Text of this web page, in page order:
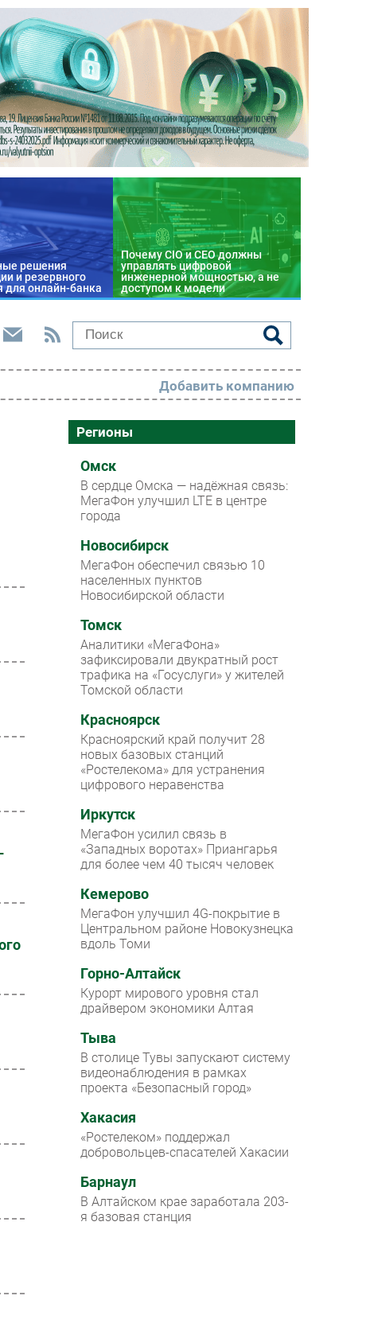
решения
и резервного
для онлайн-банка
Почему CIO и CEO должны
управлять цифровой
инженерной мощностью, а не
доступом к модели
РАЗДЕЛЫ
Новости
Аналитика
Интервью
Мероприятия
Проекты
IT класс
Тестовый стенд
Каталог компаний
Добавить компанию
Регионы
Омск
В сердце Омска — надёжная связь:
МегаФон улучшил LTE в центре
города
Новосибирск
МегаФон обеспечил связью 10
населенных пунктов
Новосибирской области
Томск
Аналитики «МегаФона»
зафиксировали двукратный рост
трафика на «Госуслуги» у жителей
Томской области
Красноярск
Красноярский край получит 28
новых базовых станций
«Ростелекома» для устранения
цифрового неравенства
Иркутск
МегаФон усилил связь в
«Западных воротах» Приангарья
для более чем 40 тысяч человек
Кемерово
МегаФон улучшил 4G-покрытие в
Центральном районе Новокузнецка
вдоль Томи
Горно-Алтайск
Курорт мирового уровня стал
драйвером экономики Алтая
Тыва
В столице Тувы запускают систему
видеонаблюдения в рамках
проекта «Безопасный город»
Хакасия
«Ростелеком» поддержал
добровольцев-спасателей Хакасии
Барнаул
В Алтайском крае заработала 203-
я базовая станция